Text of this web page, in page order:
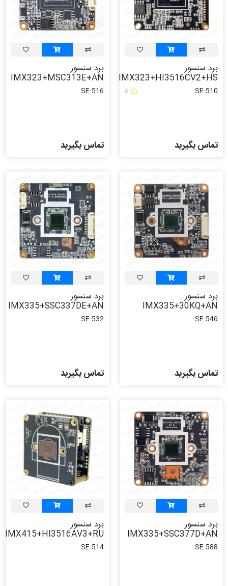
برد سنسور
IMX323+HI3516CV2+HS
SE-510 ۵
تماس بگیرید
برد سنسور
IMX323+MSC313E+AN
SE-516
تماس بگیرید
برد سنسور
IMX335+30KQ+AN
SE-546
تماس بگیرید
برد سنسور
IMX335+SSC337DE+AN
SE-532
تماس بگیرید
برد سنسور
IMX335+SSC377D+AN
SE-588
برد سنسور
IMX415+HI3516AV3+RU
SE-514